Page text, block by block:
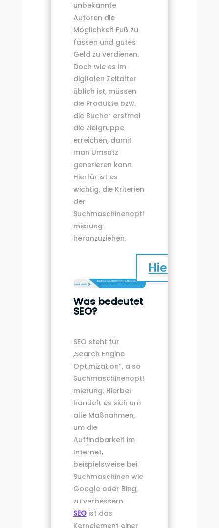
unbekannte
Autoren die
Möglichkeit Fuß zu
fassen und gutes
Geld zu verdienen.
Doch wie es im
digitalen Zeitalter
üblich ist, müssen
die Produkte bzw.
die Bücher erstmal
die Zielgruppe
erreichen, damit
man Umsatz
generieren kann.
Hierfür ist es
wichtig, die Kriterien
der
Suchmaschinenopti
mierung
heranzuziehen.
Hier klicken
Was bedeutet
SEO?
SEO steht für
„Search Engine
Optimization“, also
Suchmaschinenopti
mierung. Hierbei
handelt es sich um
alle Maßnahmen,
um die
Auffindbarkeit im
Internet,
beispielsweise bei
Suchmaschinen wie
Google oder Bing,
zu verbessern.
SEOist das
Kernelement einer